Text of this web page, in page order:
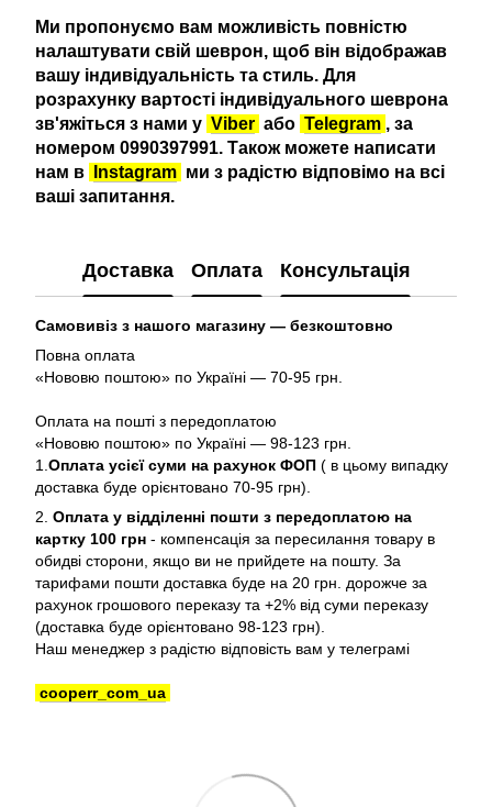
Ми пропонуємо вам можливість повністю
налаштувати свій шеврон, щоб він відображав
вашу індивідуальність та стиль. Для
розрахунку вартості індивідуального шеврона
зв'яжіться з нами у Viber або Telegram , за
номером 0990397991. Також можете написати
нам в
Instagram ми з радістю відповімо на всі
ваші запитання.
Доставка Оплата Консультація
Самовивіз з нашого магазину — безкоштовно
Повна оплата
«Нововю поштою» по Україні — 70-95 грн.
Оплата на пошті з передоплатою
«Нововю поштою» по Україні — 98-123 грн.
1. Оплата усієї суми на рахунок ФОП ( в цьому випадку
доставка буде орієнтовано 70-95 грн).
2. Оплата у відділенні пошти з передоплатою на
картку 100 грн - компенсація за пересилання товару в
обидві сторони, якщо ви не прийдете на пошту. За
тарифами пошти доставка буде на 20 грн. дорожче за
рахунок грошового переказу та +2% від суми переказу
(доставка буде орієнтовано 98-123 грн).
Наш менеджер з радістю відповість вам у телеграмі
cooperr_com_ua